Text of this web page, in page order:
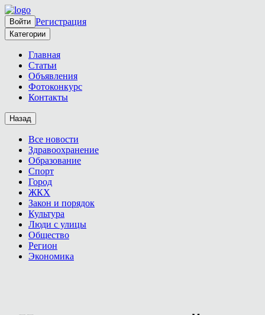
Войти Регистрация
Категории
Главная
Статьи
Объявления
Фотоконкурс
Контакты
Назад
Все новости
Здравоохранение
Образование
Спорт
Город
ЖКХ
Закон и порядок
Культура
Люди с улицы
Общество
Регион
Экономика